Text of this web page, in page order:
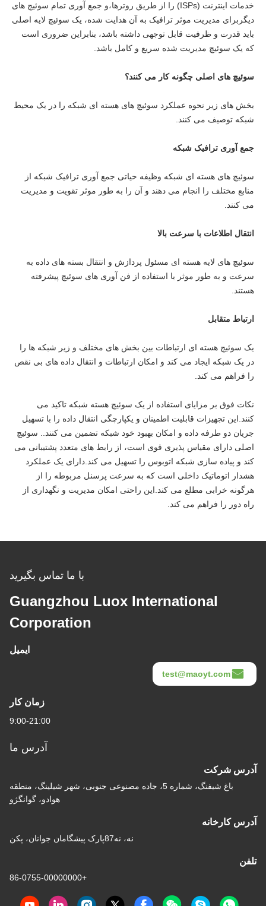
خدمات اینترنت (ISPs) را از طریق روترها،و جمع آوری تمام سوئیچ های
دیگربرای مدیریت موثر ترافیک به آن هدایت شده، یک سوئیچ لایه اصلی
باید قدرت و ظرفیت قابل توجهی داشته باشد، بنابراین ضروری است
که یک سوئیچ مدیریت شده سریع و کامل باشد.
سوئیچ های اصلی چگونه کار می کنند؟
بخش های زیر نحوه عملکرد سوئیچ های هسته ای شبکه را در یک محیط
شبکه توصیف می کنند.
جمع آوری ترافیک شبکه
سوئیچ های هسته ای شبکه وظیفه حیاتی جمع آوری ترافیک شبکه از
منابع مختلف را انجام می دهند و آن را به طور موثر تقویت و مدیریت
می کنند.
انتقال اطلاعات با سرعت بالا
سوئیچ های لایه هسته ای مسئول پردازش و انتقال بسته های داده به
سرعت و به طور موثر با استفاده از فن آوری های سوئیچ پیشرفته
هستند.
ارتباط متقابل
یک سوئیچ هسته ای ارتباطات بین بخش های مختلف و زیر شبکه ها را
در یک شبکه ایجاد می کند و امکان ارتباطات و انتقال داده های بی نقص
را فراهم می کند.
نکات فوق بر مزایای استفاده از یک سوئیچ هسته شبکه تاکید می
کنند.این تجهیزات قابلیت اطمینان و یکپارچگی انتقال داده را با تسهیل
جریان دو طرفه داده و امکان بهبود خود شبکه تضمین می کنند.. سوئیچ
اصلی دارای مقیاس پذیری قوی است، از رابط های متعدد پشتیبانی می
کند و پیاده سازی شبکه اتوبوس را تسهیل می کند.دارای یک عملکرد
هشدار اتوماتیک داخلی است که به سرعت پرسنل مربوطه را از
هرگونه خرابی مطلع می کند.این راحتی امکان مدیریت و نگهداری از
راه دور را فراهم می کند.
با ما تماس بگیرید
Guangzhou Luox International
Corporation
ایمیل
test@maoyt.com
زمان کار
9:00-21:00
آدرس ما
آدرس شرکت
باغ شیفنگ، شماره 5، جاده مصنوعی جنوبی، شهر شیلینگ، منطقه
هوادو، گوانگژو
آدرس کارخانه
نه، نه87پارک پیشگامان جوانان، پکن
تلفن
+86-0755-00000000